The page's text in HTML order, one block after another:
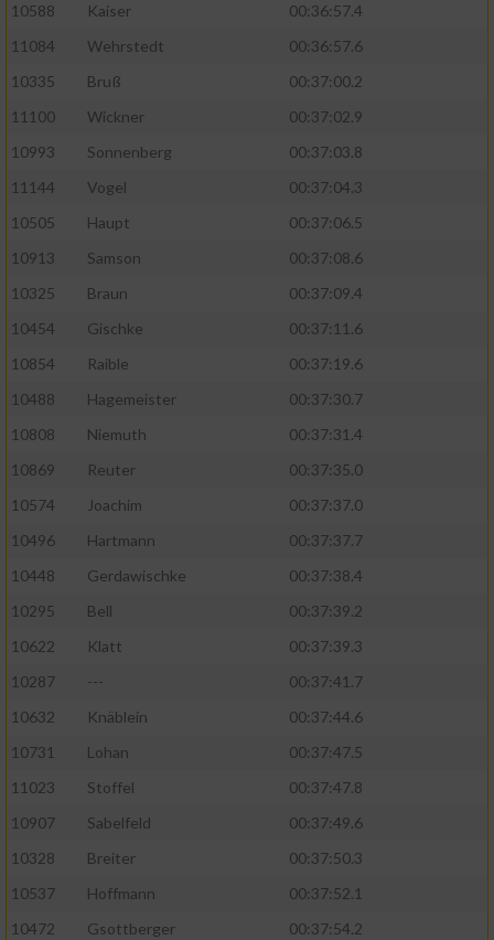
10588
Kaiser
00:36:57.4
11084
Wehrstedt
00:36:57.6
10335
Bruß
00:37:00.2
11100
Wickner
00:37:02.9
10993
Sonnenberg
00:37:03.8
11144
Vogel
00:37:04.3
10505
Haupt
00:37:06.5
10913
Samson
00:37:08.6
10325
Braun
00:37:09.4
10454
Gischke
00:37:11.6
10854
Raible
00:37:19.6
10488
Hagemeister
00:37:30.7
10808
Niemuth
00:37:31.4
10869
Reuter
00:37:35.0
10574
Joachim
00:37:37.0
10496
Hartmann
00:37:37.7
10448
Gerdawischke
00:37:38.4
10295
Bell
00:37:39.2
10622
Klatt
00:37:39.3
10287
---
00:37:41.7
10632
Knäblein
00:37:44.6
10731
Lohan
00:37:47.5
11023
Stoffel
00:37:47.8
10907
Sabelfeld
00:37:49.6
10328
Breiter
00:37:50.3
10537
Hoffmann
00:37:52.1
10472
Gsottberger 00:37:54.2